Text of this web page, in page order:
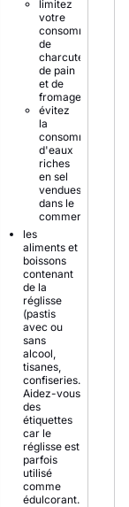
limitez
votre
consommation
de
charcuterie,
de pain
et de
fromage,
évitez
la
consommation
d'eaux
riches
en sel
vendues
dans le
commerce,
les
aliments et
boissons
contenant
de la
réglisse
(pastis
avec ou
sans
alcool,
tisanes,
confiseries...).
Aidez-vous
des
étiquettes
car le
réglisse est
parfois
utilisé
comme
édulcorant.